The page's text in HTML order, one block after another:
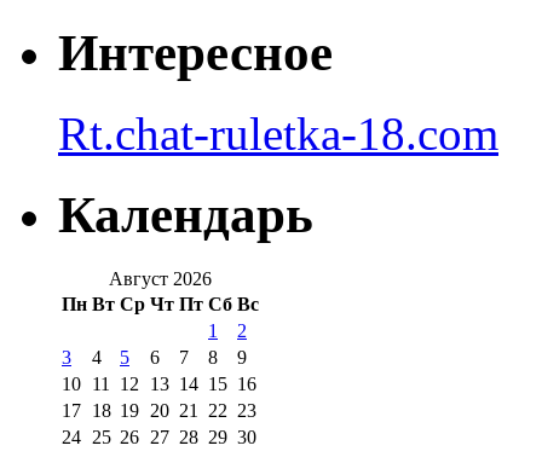
Интересное
Rt.chat-ruletka-18.com
Календарь
Август 2026
Пн Вт Ср Чт Пт Сб Вс
1
2
3
4 5 6 7 8
9
10 11 12 13 14 15 16
17 18 19 20 21 22 23
24 25 26 27 28 29 30